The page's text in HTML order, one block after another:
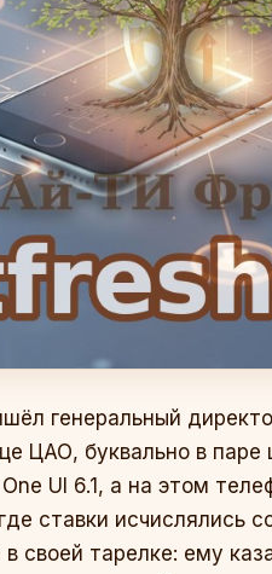
генеральный
ЦАО, буквально в паре
UI 6.1, а на этом
ставки исчислялись
своей тарелке: ему